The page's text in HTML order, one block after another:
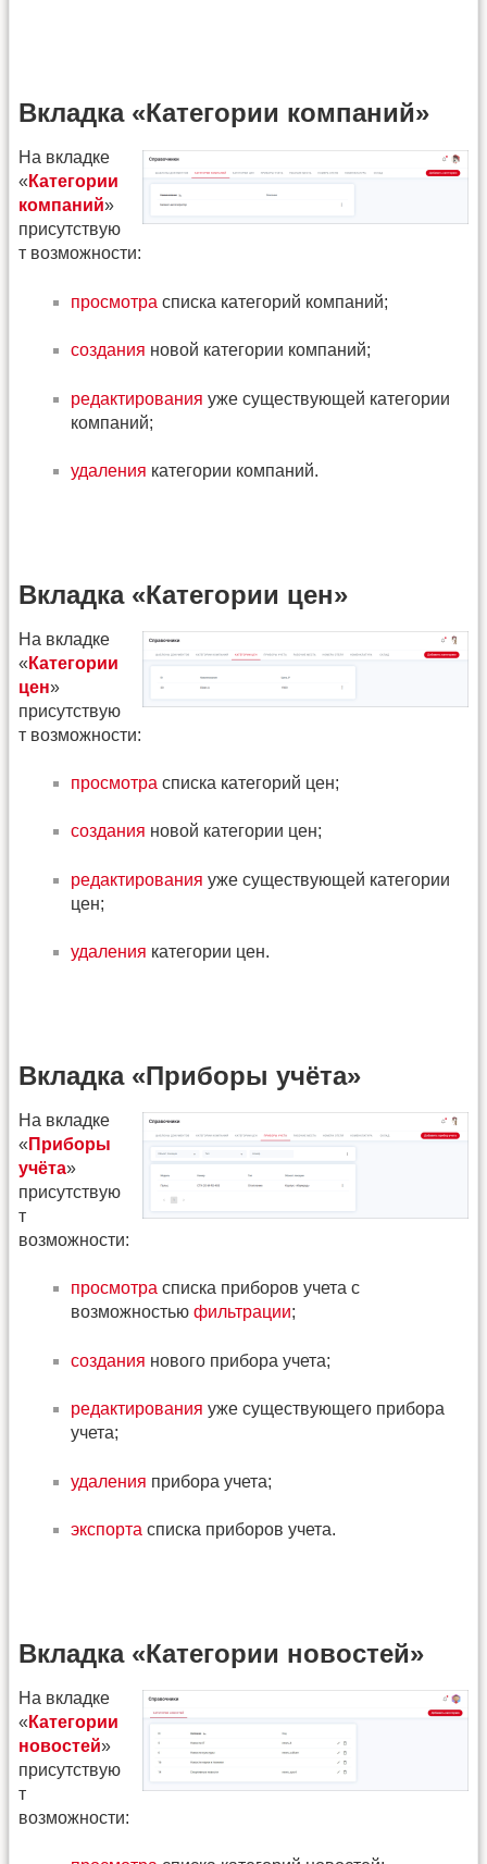
Вкладка «Категории компаний»
На вкладке
« Категории
компаний»
присутствую
т возможности:
просмотра списка категорий компаний;
создания новой категории компаний;
редактирования уже существующей категории
компаний;
удаления категории компаний.
Вкладка «Категории цен»
На вкладке
« Категории
цен»
присутствую
т возможности:
просмотра списка категорий цен;
создания новой категории цен;
редактирования уже существующей категории
цен;
удаления категории цен.
Вкладка «Приборы учёта»
На вкладке
« Приборы
учёта»
присутствую
т
возможности:
просмотра списка приборов учета с
возможностью фильтрации;
создания нового прибора учета;
редактирования уже существующего прибора
учета;
удаления прибора учета;
экспорта списка приборов учета.
Вкладка «Категории новостей»
На вкладке
« Категории
новостей»
присутствую
т
возможности: